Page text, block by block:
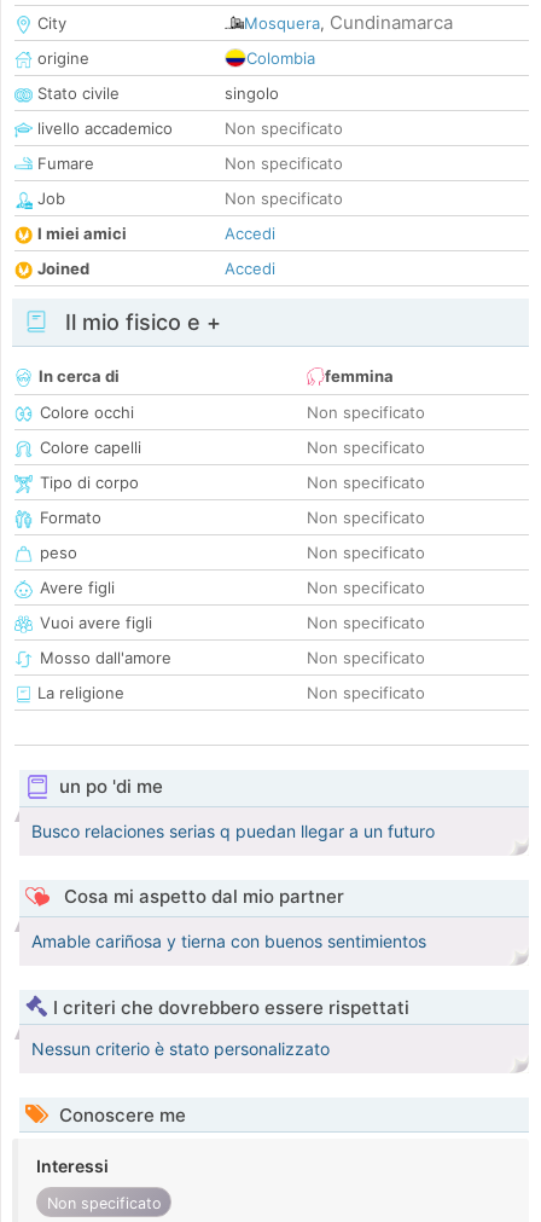
City
Mosquera, Cundinamarca
origine
Colombia
Stato civile
singolo
livello accademico
Non specificato
Fumare
Non specificato
Job
Non specificato
I miei amici
Accedi
Joined
Accedi
Il mio fisico e +
In cerca di
femmina
Colore occhi
Non specificato
Colore capelli
Non specificato
Tipo di corpo
Non specificato
Formato
Non specificato
peso
Non specificato
Avere figli
Non specificato
Vuoi avere figli
Non specificato
Mosso dall'amore
Non specificato
La religione
Non specificato
un po 'di me
Busco relaciones serias q puedan llegar a un futuro
Cosa mi aspetto dal mio partner
Amable cariñosa y tierna con buenos sentimientos
I criteri che dovrebbero essere rispettati
Nessun criterio è stato personalizzato
Conoscere me
Interessi
Non specificato